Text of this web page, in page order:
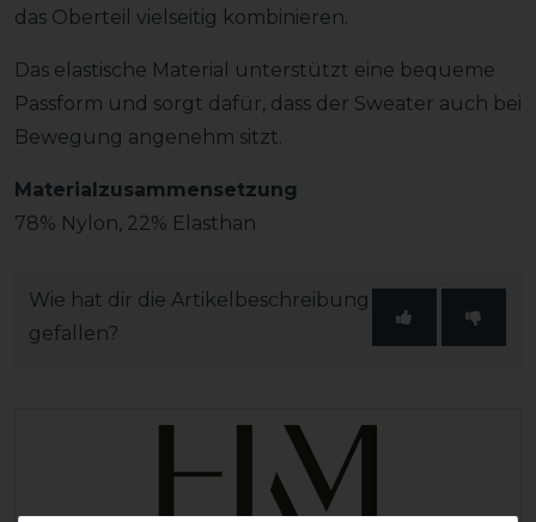
das Oberteil vielseitig kombinieren.
Das elastische Material unterstützt eine bequeme
Passform und sorgt dafür, dass der Sweater auch bei
Bewegung angenehm sitzt.
Materialzusammensetzung
78% Nylon, 22% Elasthan
Wie hat dir die Artikelbeschreibung
gefallen?